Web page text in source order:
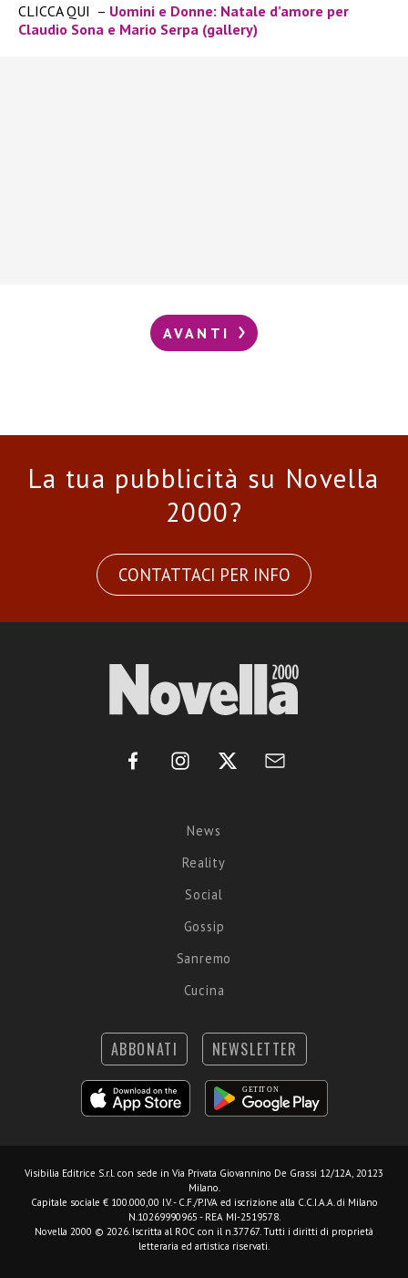
CLICCA QUI – Uomini e Donne: Natale d’amore per
Claudio Sona e Mario Serpa (gallery)
AVANTI
La tua pubblicità su Novella
2000?
CONTATTACI PER INFO
News
Reality
Social
Gossip
Sanremo
Cucina
ABBONATI NEWSLETTER
Visibilia Editrice S.r.l. con sede in Via Privata Giovannino De Grassi 12/12A, 20123
Milano.
Capitale sociale € 100.000,00 I.V. - C.F./P.IVA ed iscrizione alla C.C.I.A.A. di Milano
N.10269990965 - REA MI-2519578.
Novella 2000 © 2026. Iscritta al ROC con il n.37767. Tutti i diritti di proprietà
letteraria ed artistica riservati.